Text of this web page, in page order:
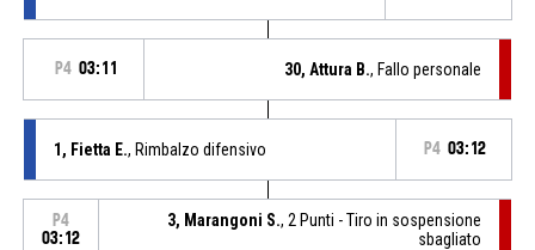
P4 03:11 30, Attura B., Fallo personale
1, Fietta E., Rimbalzo difensivo P4 03:12
P4
03:12
3, Marangoni S., 2 Punti - Tiro in sospensione
sbagliato